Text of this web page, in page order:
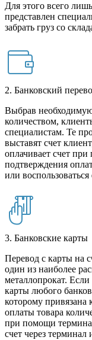
Для этого всего
представлен
забрать груз со
2. Банковский
Выбрав
количеством,
специалистам. Те
выставят счет
оплачивает счет
подтверждения
или
3. Банковские карты
Перевод с карты на
один из наиболее
металлопрокат. Если
карты любого
которому привязана
оплаты товара
при помощи
счет через терминал